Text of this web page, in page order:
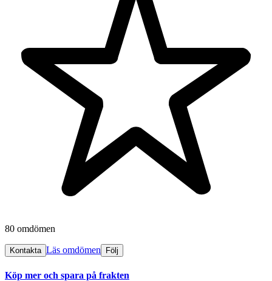
80 omdömen
Kontakta Läs omdömen Följ
Köp mer och spara på frakten